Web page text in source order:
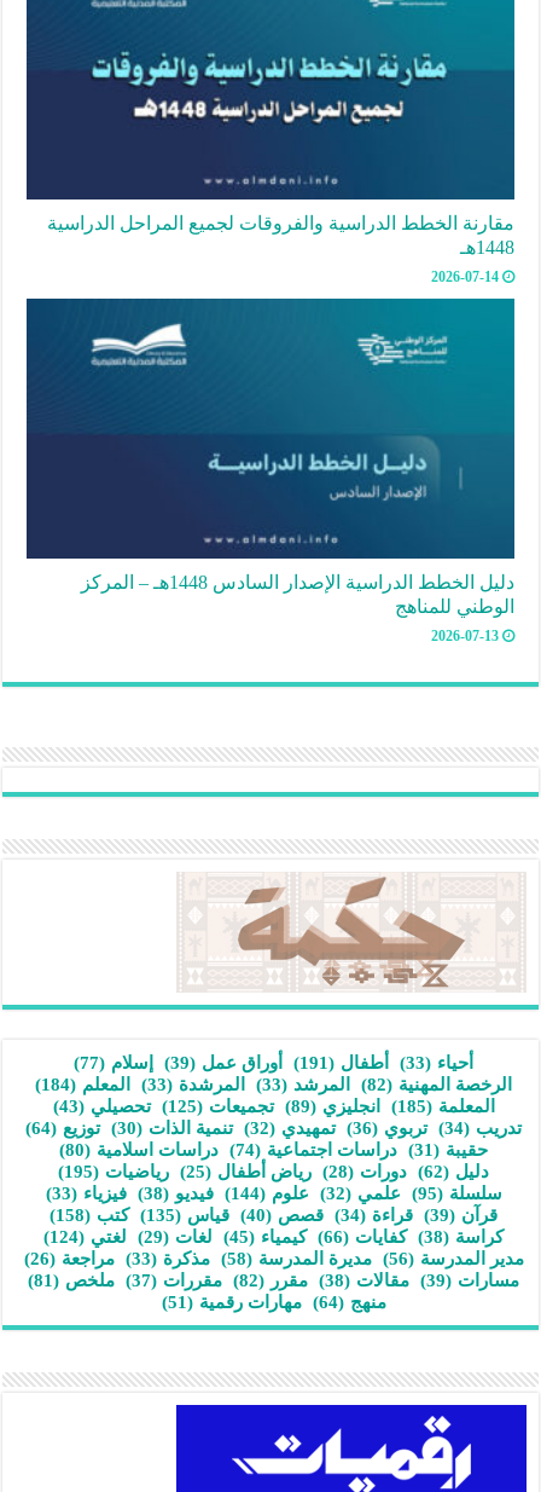
مقارنة الخطط الدراسية والفروقات لجميع المراحل الدراسية
1448هـ
2026-07-14
دليل الخطط الدراسية الإصدار السادس 1448هـ – المركز
الوطني للمناهج
2026-07-13
أحياء (33) أطفال (191) أوراق عمل (39) إسلام (77)
الرخصة المهنية (82) المرشد (33) المرشدة (33) المعلم (184)
المعلمة (185) انجليزي (89) تجميعات (125) تحصيلي (43)
تدريب (34) تربوي (36) تمهيدي (32) تنمية الذات (30) توزيع (64)
حقيبة (31) دراسات اجتماعية (74) دراسات اسلامية (80)
دليل (62) دورات (28) رياض أطفال (25) رياضيات (195)
سلسلة (95) علمي (32) علوم (144) فيديو (38) فيزياء (33)
قرآن (39) قراءة (34) قصص (40) قياس (135) كتب (158)
كراسة (38) كفايات (66) كيمياء (45) لغات (29) لغتي (124)
مدير المدرسة (56) مديرة المدرسة (58) مذكرة (33) مراجعة (26)
مسارات (39) مقالات (38) مقرر (82) مقررات (37) ملخص (81)
منهج (64) مهارات رقمية (51)